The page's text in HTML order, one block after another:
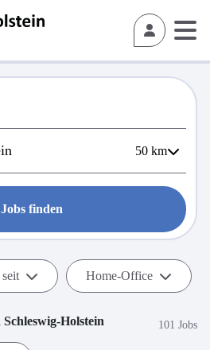
50 km
Jobs finden
Home-Office
Schleswig-Holstein 101 Jobs